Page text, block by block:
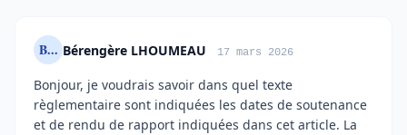
B... Bérengère LHOUMEAU 17 mars 2026
Bonjour, je voudrais savoir dans quel texte
règlementaire sont indiquées les dates de soutenance
et de rendu de rapport indiquées dans cet article. La